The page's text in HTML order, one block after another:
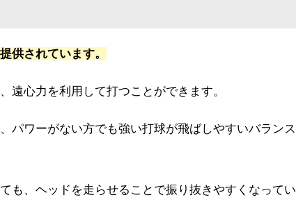
供されています。
遠心力を利用して打つことができます。
パワーがない方でも強い打球が飛ばしやすいバランス
も、ヘッドを走らせることで振り抜きやすくなってい